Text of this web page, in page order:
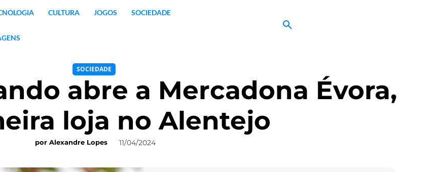
CULTURA JOGOS SOCIEDADE
SOCIEDADE
abre a Mercadona Évora,
loja no Alentejo
por Alexandre Lopes 11/04/2024